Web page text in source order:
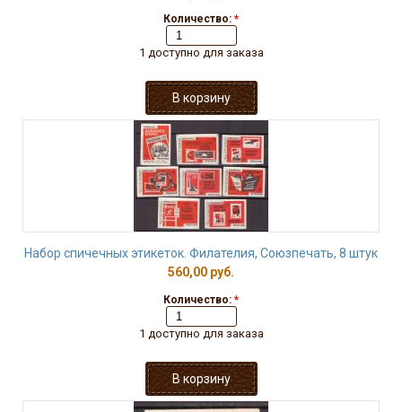
Количество: *
1 доступно для заказа
Набор спичечных этикеток. Филателия, Союзпечать, 8 штук
560,00 руб.
Количество: *
1 доступно для заказа